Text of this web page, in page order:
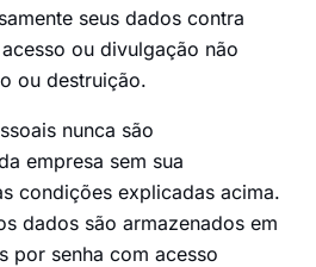
seus dados contra
ou divulgação não
ou destruição.
nunca são
empresa sem sua
condições explicadas acima.
dados são armazenados em
por senha com acesso